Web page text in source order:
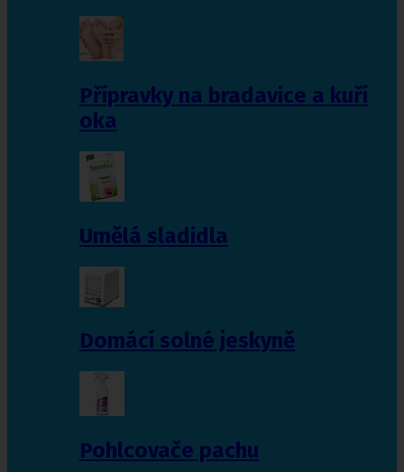
Přípravky na bradavice a kuří
oka
Umělá sladidla
Domácí solné jeskyně
Pohlcovače pachu